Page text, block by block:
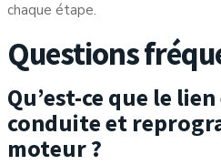
chaque étape.
Questions
Qu’est-ce que le
conduite et
moteur ?